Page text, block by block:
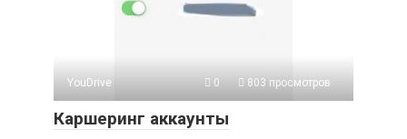
YouDrive 0 803 просмотров
Каршеринг аккаунты